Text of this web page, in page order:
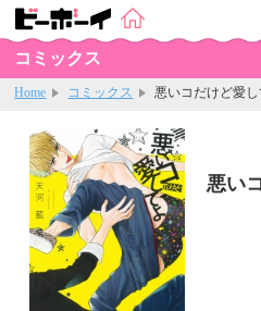
コミックス
Home コミックス 悪いコだけど愛し
悪い